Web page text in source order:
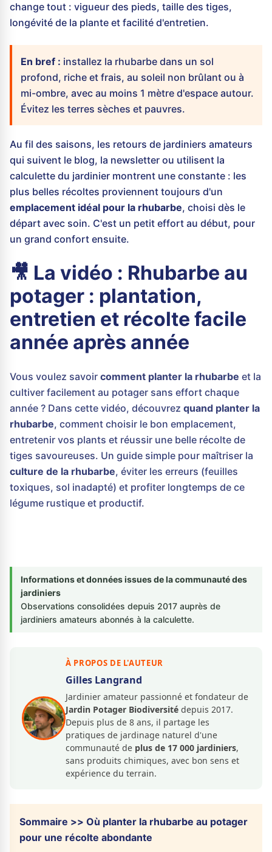
change tout : vigueur des pieds, taille des tiges,
longévité de la plante et facilité d'entretien.
En bref : installez la rhubarbe dans un sol
profond, riche et frais, au soleil non brûlant ou à
mi-ombre, avec au moins 1 mètre d'espace autour.
Évitez les terres sèches et pauvres.
Au fil des saisons, les retours de jardiniers amateurs
qui suivent le blog, la newsletter ou utilisent la
calculette du jardinier montrent une constante : les
plus belles récoltes proviennent toujours d'un
emplacement idéal pour la rhubarbe, choisi dès le
départ avec soin. C'est un petit effort au début, pour
un grand confort ensuite.
🎥 La vidéo : Rhubarbe au
potager : plantation,
entretien et récolte facile
année après année
Vous voulez savoir comment planter la rhubarbe et la
cultiver facilement au potager sans effort chaque
année ? Dans cette vidéo, découvrez quand planter la
rhubarbe, comment choisir le bon emplacement,
entretenir vos plants et réussir une belle récolte de
tiges savoureuses. Un guide simple pour maîtriser la
culture de la rhubarbe, éviter les erreurs (feuilles
toxiques, sol inadapté) et profiter longtemps de ce
légume rustique et productif.
Informations et données issues de la communauté des
jardiniers
Observations consolidées depuis 2017 auprès de
jardiniers amateurs abonnés à la calculette.
À PROPOS DE L'AUTEUR
Gilles Langrand
Jardinier amateur passionné et fondateur de
Jardin Potager Biodiversité depuis 2017.
Depuis plus de 8 ans, il partage les
pratiques de jardinage naturel d'une
communauté de plus de 17 000 jardiniers,
sans produits chimiques, avec bon sens et
expérience du terrain.
Sommaire >> Où planter la rhubarbe au potager
pour une récolte abondante